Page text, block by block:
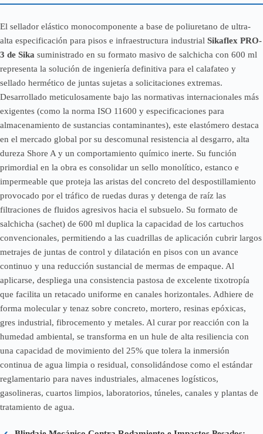
El sellador elástico monocomponente a base de poliuretano de ultra-
alta especificación para pisos e infraestructura industrial Sikaflex PRO-
3 de Sika suministrado en su formato masivo de salchicha con 600 ml
representa la solución de ingeniería definitiva para el calafateo y
sellado hermético de juntas sujetas a solicitaciones extremas.
Desarrollado meticulosamente bajo las normativas internacionales más
exigentes (como la norma ISO 11600 y especificaciones para
almacenamiento de sustancias contaminantes), este elastómero destaca
en el mercado global por su descomunal resistencia al desgarro, alta
dureza Shore A y un comportamiento químico inerte. Su función
primordial en la obra es consolidar un sello monolítico, estanco e
impermeable que proteja las aristas del concreto del despostillamiento
provocado por el tráfico de ruedas duras y detenga de raíz las
filtraciones de fluidos agresivos hacia el subsuelo. Su formato de
salchicha (sachet) de 600 ml duplica la capacidad de los cartuchos
convencionales, permitiendo a las cuadrillas de aplicación cubrir largos
metrajes de juntas de control y dilatación en pisos con un avance
continuo y una reducción sustancial de mermas de empaque. Al
aplicarse, despliega una consistencia pastosa de excelente tixotropía
que facilita un retacado uniforme en canales horizontales. Adhiere de
forma molecular y tenaz sobre concreto, mortero, resinas epóxicas,
gres industrial, fibrocemento y metales. Al curar por reacción con la
humedad ambiental, se transforma en un hule de alta resiliencia con
una capacidad de movimiento del 25% que tolera la inmersión
continua de agua limpia o residual, consolidándose como el estándar
reglamentario para naves industriales, almacenes logísticos,
gasolineras, cuartos limpios, laboratorios, túneles, canales y plantas de
tratamiento de agua.